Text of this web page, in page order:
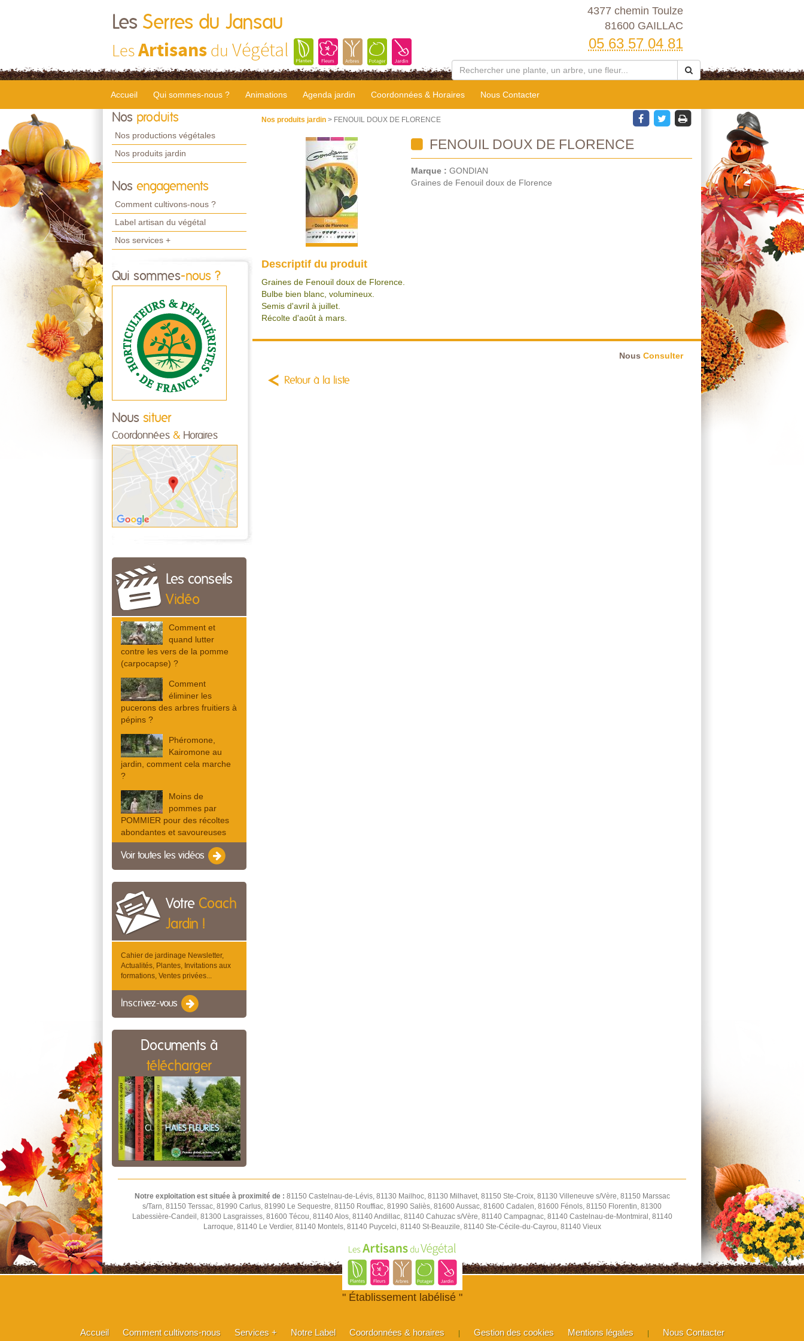
Les Serres du Jansau
LesArtisans du Végétal
4377 chemin Toulze
81600 GAILLAC
05 63 57 04 81
Accueil Qui sommes-nous ? Animations Agenda jardin Coordonnées & Horaires Nous Contacter
Nos produits
Nos productions végétales
Nos produits jardin
Nos engagements
Comment cultivons-nous ?
Label artisan du végétal
Nos services +
Qui sommes-nous ?
Nous situer
Coordonnées & Horaires
Les conseils
Vidéo
Comment et
quand lutter
contre les vers de la pomme
(carpocapse) ?
Comment
éliminer les
pucerons des arbres fruitiers à
pépins ?
Phéromone,
Kairomone au
jardin, comment cela marche
?
Moins de
pommes par
POMMIER pour des récoltes
abondantes et savoureuses
Voir toutes les vidéos
Votre Coach
Jardin !
Cahier de jardinage Newsletter,
Actualités, Plantes, Invitations aux
formations, Ventes privées...
Inscrivez-vous
Documents à
télécharger
Nos produits jardin > FENOUIL DOUX DE FLORENCE
FENOUIL DOUX DE FLORENCE
Marque : GONDIAN
Graines de Fenouil doux de Florence
Descriptif du produit
Graines de Fenouil doux de Florence.
Bulbe bien blanc, volumineux.
Semis d'avril à juillet.
Récolte d'août à mars.
Nous Consulter
Retour à la liste
Notre exploitation est située à proximité de : 81150 Castelnau-de-Lévis, 81130 Mailhoc, 81130 Milhavet, 81150 Ste-Croix, 81130 Villeneuve s/Vère, 81150 Marssac
s/Tarn, 81150 Terssac, 81990 Carlus, 81990 Le Sequestre, 81150 Rouffiac, 81990 Saliès, 81600 Aussac, 81600 Cadalen, 81600 Fénols, 81150 Florentin, 81300
Labessière-Candeil, 81300 Lasgraisses, 81600 Técou, 81140 Alos, 81140 Andillac, 81140 Cahuzac s/Vère, 81140 Campagnac, 81140 Castelnau-de-Montmiral, 81140
Larroque, 81140 Le Verdier, 81140 Montels, 81140 Puycelci, 81140 St-Beauzile, 81140 Ste-Cécile-du-Cayrou, 81140 Vieux
" Établissement labélisé "
Accueil Comment cultivons-nous Services + Notre Label Coordonnées & horaires | Gestion des cookies Mentions légales | Nous Contacter